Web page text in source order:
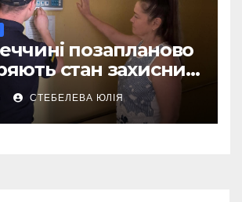
позапланово
стан захисних
СТЕБЕЛЕВА ЮЛІЯ